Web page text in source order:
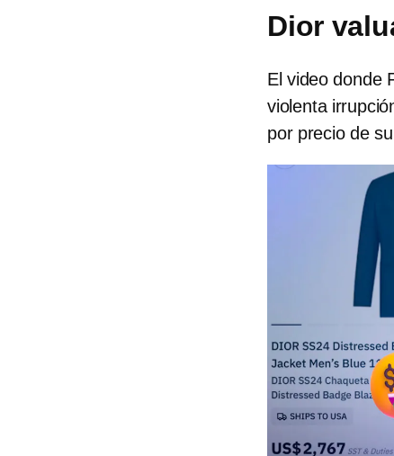
Dior
El video donde
violenta
por precio de